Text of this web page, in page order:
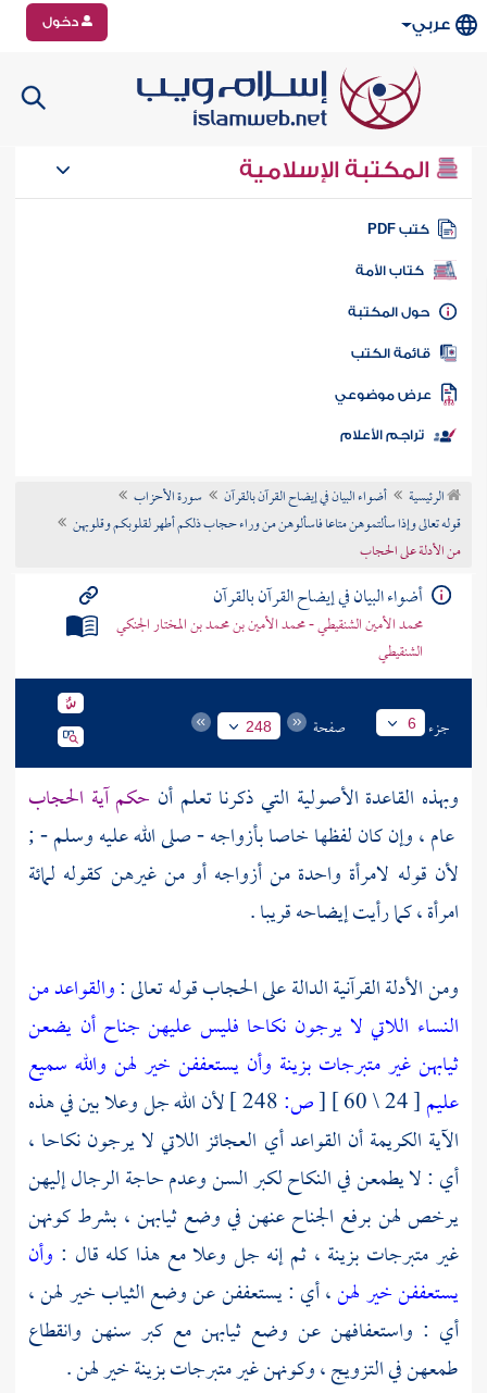
عربي دخول
المكتبة الإسلامية
كتب PDF
كتاب الأمة
المكتبة
الكتب
موضوعي
تراجم الأعلام
الرئيسية أضواء البيان في إيضاح القرآن بالقرآن
سورة الأحزاب
قوله تعالى وإذا سألتموهن متاعا فاسألوهن من وراء حجاب ذلكم أطهر لقلوبكم وقلوبهن
من الأدلة على الحجاب
أضواء البيان في إيضاح القرآن بالقرآن
محمد الأمين الشنقيطي - محمد الأمين بن محمد بن المختار الجنكي
الشنقيطي
جزء 6 صفحة 248
وبهذه القاعدة الأصولية التي ذكرنا تعلم أن حكم آية الحجاب
عام ، وإن كان لفظها خاصا بأزواجه - صلى الله عليه وسلم - ;
لأن قوله لامرأة واحدة من أزواجه أو من غيرهن كقوله لمائة
امرأة ، كما رأيت إيضاحه قريبا .
ومن الأدلة القرآنية الدالة على الحجاب قوله تعالى :والقواعد من
النساء اللاتي لا يرجون نكاحا فليس عليهن جناح أن يضعن
ثيابهن غير متبرجات بزينة وأن يستعففن خير لهن والله سميع
عليم[ 24 \ 60 ]
[ص:
لأن الله جل وعلا بين في هذه
الآية الكريمة أن القواعد أي العجائز اللاتي لا يرجون نكاحا ،
أي : لا يطمعن في النكاح لكبر السن وعدم حاجة الرجال إليهن
يرخص لهن برفع الجناح عنهن في وضع ثيابهن ، بشرط كونهن
غير متبرجات بزينة ، ثم إنه جل وعلا مع هذا كله قال : وأن
يستعففن خير لهن، أي : يستعففن عن وضع الثياب خير لهن ،
أي : واستعفافهن عن وضع ثيابهن مع كبر سنهن وانقطاع
طمعهن في التزويج ، وكونهن غير متبرجات بزينة خير لهن .